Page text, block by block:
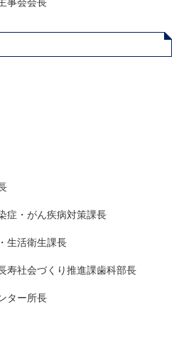
・がん疾病対策課長
活衛生課長
社会づくり推進課歯科部長
ター所長